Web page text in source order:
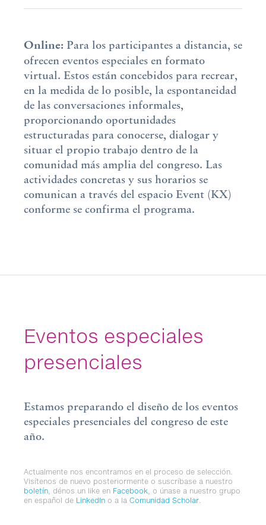
Online: Para los participantes a distancia, se
ofrecen eventos especiales en formato
virtual. Estos están concebidos para recrear,
en la medida de lo posible, la espontaneidad
de las conversaciones informales,
proporcionando oportunidades
estructuradas para conocerse, dialogar y
situar el propio trabajo dentro de la
comunidad más amplia del congreso. Las
actividades concretas y sus horarios se
comunican a través del espacio Event (KX)
conforme se confirma el programa.
Eventos especiales
presenciales
Estamos preparando el diseño de los eventos
especiales presenciales del congreso de este
año.
Actualmente nos encontramos en el proceso de selección.
Visítenos de nuevo posteriormente o suscríbase a nuestro
boletín , dénos un like en Facebook , o únase a nuestro grupo
en español de LinkedIn o a la Comunidad Scholar